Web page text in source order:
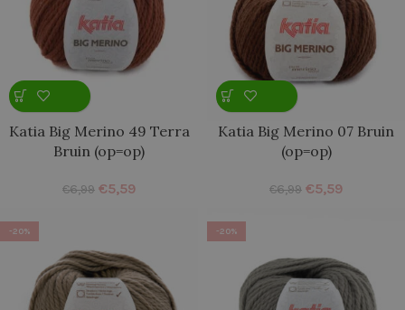
Katia Big Merino 49 Terra
Bruin (op=op)
€6,99 €5,59
Katia Big Merino 07 Bruin
(op=op)
€6,99 €5,59
-20% -20%